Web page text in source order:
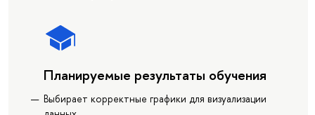
Планируемые результаты обучения
Выбирает корректные графики для визуализации